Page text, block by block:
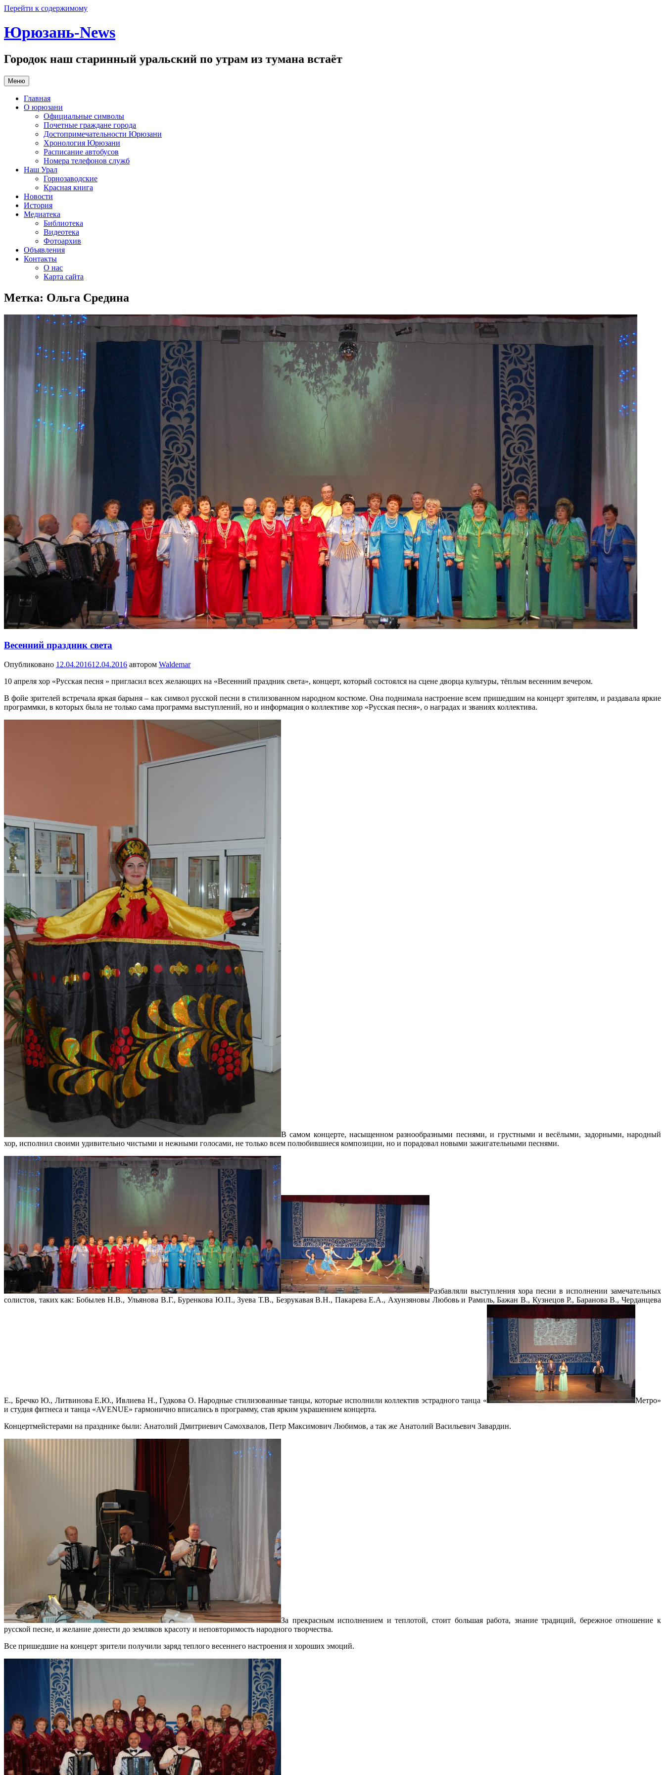
Перейти к содержимому
Юрюзань-News
Городок наш старинный уральский по утрам из тумана встаёт
Меню
Главная
О юрюзани
Официальные символы
Почетные граждане города
Достопримечательности Юрюзани
Хронология Юрюзани
Расписание автобусов
Номера телефонов служб
Наш Урал
Горнозаводские
Красная книга
Новости
История
Медиатека
Библиотека
Видеотека
Фотоархив
Объявления
Контакты
О нас
Карта сайта
Метка: Ольга Средина
Весенний праздник света
Опубликовано 12.04.201612.04.2016 автором Waldemar
10 апреля хор «Русская песня » пригласил всех желающих на «Весенний праздник света», концерт, который состоялся на сцене дворца культуры, тёплым весенним вечером.
В фойе зрителей встречала яркая барыня – как символ русской песни в стилизованном народном костюме. Она поднимала настроение всем пришедшим на концерт зрителям, и раздавала яркие
программки, в которых была не только сама программа выступлений, но и информация о коллективе хор «Русская песня», о наградах и званиях коллектива.
В самом концерте, насыщенном разнообразными песнями, и грустными и весёлыми, задорными, народный
хор, исполнил своими удивительно чистыми и нежными голосами, не только всем полюбившиеся композиции, но и порадовал новыми зажигательными песнями.
Разбавляли выступления хора песни в исполнении замечательных
солистов, таких как: Бобылев Н.В., Ульянова В.Г., Буренкова Ю.П., Зуева Т.В., Безрукавая В.Н., Пакарева Е.А., Ахунзяновы Любовь и Рамиль, Бажан В., Кузнецов Р., Баранова В., Черданцева
Е., Бречко Ю., Литвинова Е.Ю., Ивлиева Н., Гудкова О. Народные стилизованные танцы, которые исполнили коллектив эстрадного танца «
Метро»
и студия фитнеса и танца «AVENUE» гармонично вписались в программу, став ярким украшением концерта.
Концертмейстерами на празднике были: Анатолий Дмитриевич Самохвалов, Петр Максимович Любимов, а так же Анатолий Васильевич Завардин.
За прекрасным исполнением и теплотой, стоит большая работа, знание традиций, бережное отношение к
русской песне, и желание донести до земляков красоту и неповторимость народного творчества.
Все пришедшие на концерт зрители получили заряд теплого весеннего настроения и хороших эмоций.